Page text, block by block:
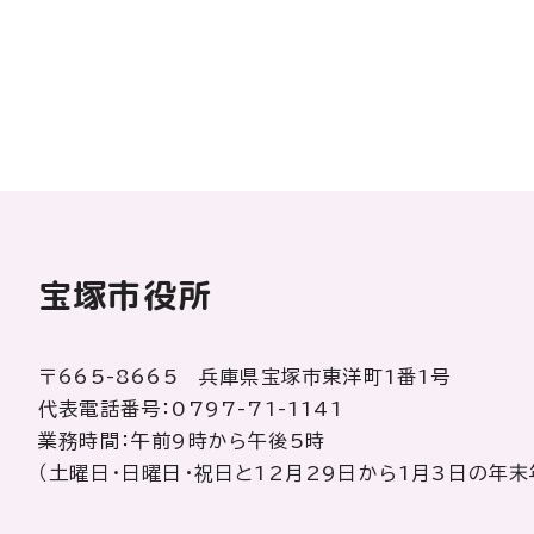
宝塚市役所
〒665-8665 兵庫県宝塚市東洋町1番1号
代表電話番号：0797-71-1141
業務時間：午前9時から午後5時
（土曜日・日曜日・祝日と12月29日から1月3日の年末